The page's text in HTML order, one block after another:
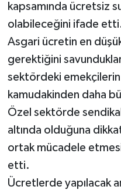
kapsamında ücretsiz
olabileceğini ifade
Asgari ücretin en
gerektiğini
sektördeki emekçilerin
kamudakinden daha
Özel sektörde
altında olduğuna
ortak mücadele
etti.
Ücretlerde yapılacak